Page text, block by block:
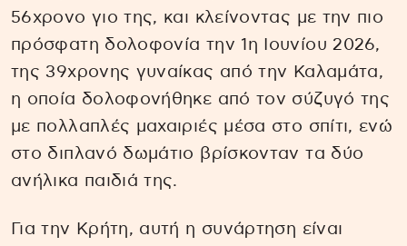
56χρονο γιο της, και κλείνοντας με την πιο
πρόσφατη δολοφονία την 1η Ιουνίου 2026,
της 39χρονης γυναίκας από την Καλαμάτα,
η οποία δολοφονήθηκε από τον σύζυγό της
με πολλαπλές μαχαιριές μέσα στο σπίτι, ενώ
στο διπλανό δωμάτιο βρίσκονταν τα δύο
ανήλικα παιδιά της.
Για την Κρήτη, αυτή η συνάρτηση είναι